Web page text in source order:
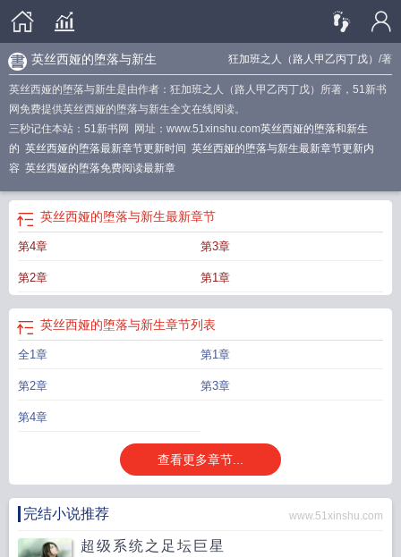
狂加班之人（路人甲乙丙丁戊） /著
英丝西娅的堕落与新生
英丝西娅的堕落与新生是由作者：狂加班之人（路人甲乙丙丁戊）所著，51新书
网免费提供英丝西娅的堕落与新生全文在线阅读。
三秒记住本站：51新书网 网址：www.51xinshu.com英丝西娅的堕落和新生
的 英丝西娅的堕落最新章节更新时间 英丝西娅的堕落与新生最新章节更新内
容 英丝西娅的堕落免费阅读最新章
英丝西娅的堕落与新生最新章节
第4章 第3章
第2章 第1章
英丝西娅的堕落与新生章节列表
全1章 第1章
第2章 第3章
第4章
查看更多章节...
完结小说推荐 www.51xinshu.com
超级系统之足坛巨星